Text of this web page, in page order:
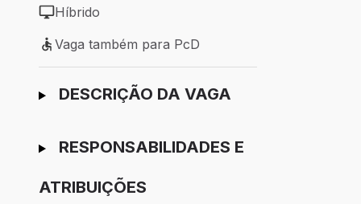
Modelo de trabalho: Híbrido
Híbrido
Vaga também para PcD
Vaga também para PcD
Ir para candidatura
DESCRIÇÃO DA VAGA
RESPONSABILIDADES E
ATRIBUIÇÕES